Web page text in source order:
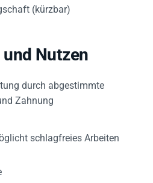
(kürzbar)
Nutzen
durch abgestimmte
Zahnung
schlagfreies Arbeiten